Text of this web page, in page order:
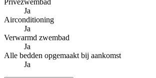
Privézwembad
Ja
Airconditioning
Ja
Verwarmd zwembad
Ja
Alle bedden opgemaakt bij aankomst
Ja